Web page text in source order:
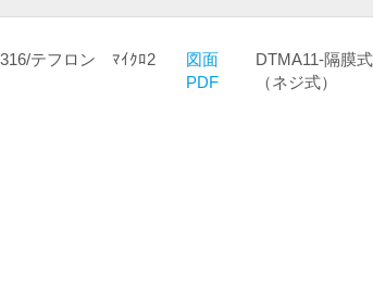
テフロン ﾏｲｸﾛ2
図面
PDF
DTMA11-隔膜
（ネジ式）